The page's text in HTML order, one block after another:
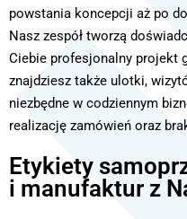
powstania koncepcji aż po
Nasz zespół tworzą
Ciebie profesjonalny projekt
znajdziesz także ulotki,
niezbędne w codziennym
realizację zamówień oraz
Etykiety
i manufaktur z